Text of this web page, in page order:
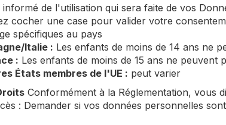
informé de l'utilisation qui sera faite de vos
cocher une case pour valider votre
spécifiques au pays
Italie : Les enfants de moins de 14 ans ne
: Les enfants de moins de 15 ans ne peuvent
États membres de l'UE : peut varier
Conformément à la Réglementation, vous
: Demander si vos données personnelles